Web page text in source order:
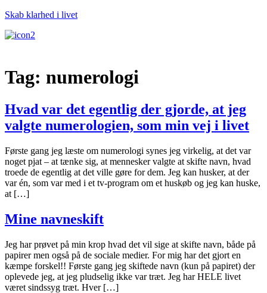
Skab klarhed i livet
Tag: numerologi
Hvad var det egentlig der gjorde, at jeg
valgte numerologien, som min vej i livet
Første gang jeg læste om numerologi synes jeg virkelig, at det var
noget pjat – at tænke sig, at mennesker valgte at skifte navn, hvad
troede de egentlig at det ville gøre for dem. Jeg kan husker, at der
var én, som var med i et tv-program om et huskøb og jeg kan huske,
at […]
Mine navneskift
Jeg har prøvet på min krop hvad det vil sige at skifte navn, både på
papirer men også på de sociale medier. For mig har det gjort en
kæmpe forskel!! Første gang jeg skiftede navn (kun på papiret) der
oplevede jeg, at jeg pludselig ikke var træt. Jeg har HELE livet
været sindssyg træt. Hver […]